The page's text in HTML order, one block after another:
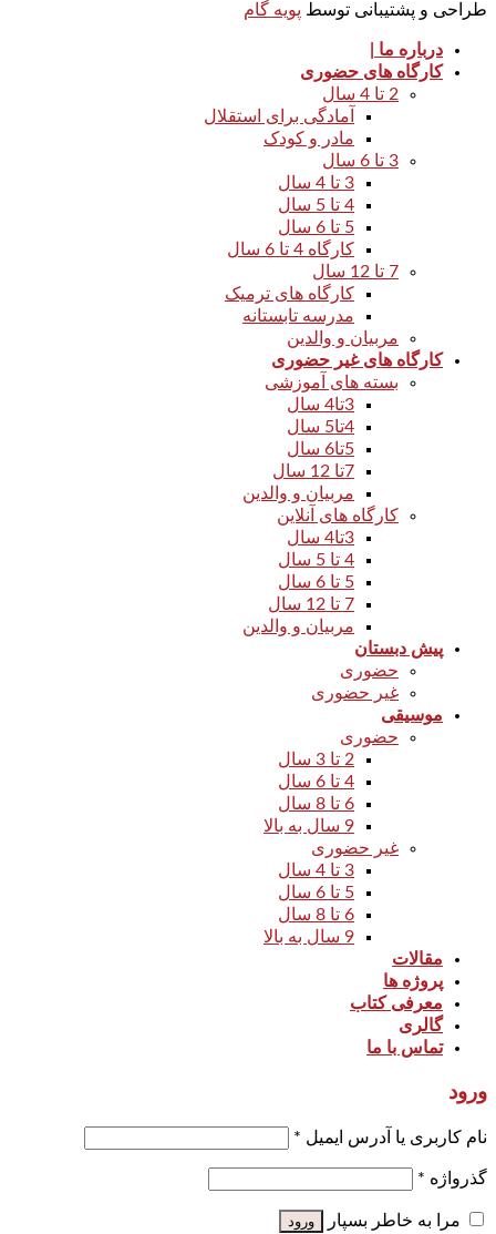
طراحی و پشتیبانی توسط پویه گام
درباره ما |
کارگاه های حضوری
2 تا 4 سال
آمادگی برای استقلال
مادر و کودک
3 تا 6 سال
3 تا 4 سال
4 تا 5 سال
5 تا 6 سال
کارگاه 4 تا 6 سال
7 تا 12 سال
کارگاه های ترمیک
مدرسه تابستانه
مربیان و والدین
کارگاه های غیر حضوری
بسته های آموزشی
3تا4 سال
4تا5 سال
5تا6 سال
7تا 12 سال
مربیان و والدین
کارگاه های آنلاین
3تا4 سال
4 تا 5 سال
5 تا 6 سال
7 تا 12 سال
مربیان و والدین
پیش دبستان
حضوری
غیر حضوری
موسیقی
حضوری
2 تا 3 سال
4 تا 6 سال
6 تا 8 سال
9 سال به بالا
غیر حضوری
3 تا 4 سال
5 تا 6 سال
6 تا 8 سال
9 سال به بالا
مقالات
پروژه ها
معرفی کتاب
گالری
تماس با ما
ورود
نام کاربری یا آدرس ایمیل *
گذرواژه *
مرا به خاطر بسپار ورود